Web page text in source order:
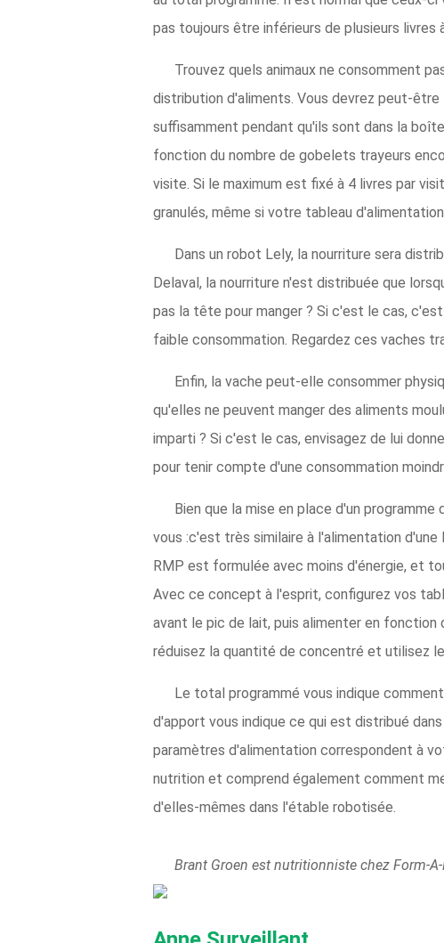
pas toujours être inférieurs de plusieurs livres
Trouvez quels animaux ne consomment
distribution d'aliments. Vous devrez peut-
suffisamment pendant qu'ils sont dans la
fonction du nombre de gobelets trayeurs
visite. Si le maximum est fixé à 4 livres par
granulés, même si votre tableau
Dans un robot Lely, la nourriture sera
Delaval, la nourriture n'est distribuée que
pas la tête pour manger ? Si c'est le cas,
faible consommation. Regardez ces vaches
Enfin, la vache peut-elle consommer
qu'elles ne peuvent manger des aliments
imparti ? Si c'est le cas, envisagez de lui
pour tenir compte d'une consommation
Bien que la mise en place d'un
vous :c'est très similaire à l'alimentation d'une
RMP est formulée avec moins d'énergie, et
Avec ce concept à l'esprit, configurez vos
avant le pic de lait, puis alimenter en
réduisez la quantité de concentré et utilisez
Le total programmé vous indique
d'apport vous indique ce qui est distribué
paramètres d'alimentation correspondent à
nutrition et comprend également comment
d'elles-mêmes dans l'étable robotisée.
Brant Groen est nutritionniste chez Form-